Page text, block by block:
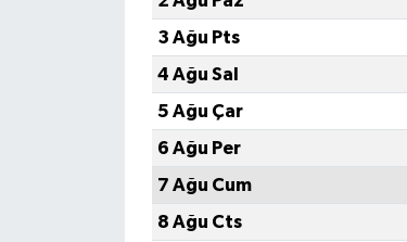
3 Ağu Pts
4 Ağu Sal
5 Ağu Çar
6 Ağu Per
7 Ağu Cum
8 Ağu Cts